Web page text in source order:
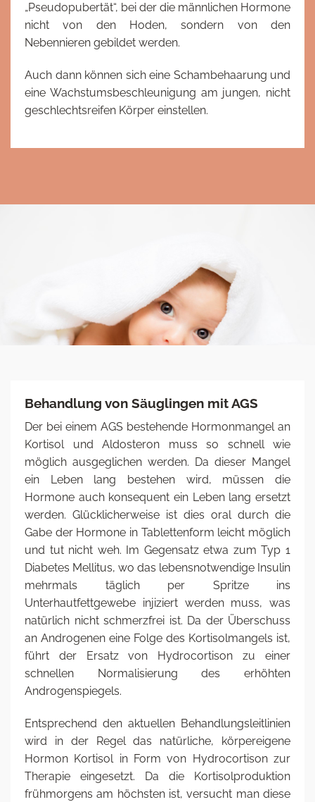
„Pseudopubertät“, bei der die männlichen Hormone
nicht von den Hoden, sondern von den
Nebennieren gebildet werden.
Auch dann können sich eine Schambehaarung und
eine Wachstumsbeschleunigung am jungen, nicht
geschlechtsreifen Körper einstellen.
Behandlung von Säuglingen mit AGS
Der bei einem AGS bestehende Hormonmangel an
Kortisol und Aldosteron muss so schnell wie
möglich ausgeglichen werden. Da dieser Mangel
ein Leben lang bestehen wird, müssen die
Hormone auch konsequent ein Leben lang ersetzt
werden. Glücklicherweise ist dies oral durch die
Gabe der Hormone in Tablettenform leicht möglich
und tut nicht weh. Im Gegensatz etwa zum Typ 1
Diabetes Mellitus, wo das lebensnotwendige Insulin
mehrmals täglich per Spritze ins
Unterhautfettgewebe injiziert werden muss, was
natürlich nicht schmerzfrei ist. Da der Überschuss
an Androgenen eine Folge des Kortisolmangels ist,
führt der Ersatz von Hydrocortison zu einer
schnellen Normalisierung des erhöhten
Androgenspiegels.
Entsprechend den aktuellen Behandlungsleitlinien
wird in der Regel das natürliche, körpereigene
Hormon Kortisol in Form von Hydrocortison zur
Therapie eingesetzt. Da die Kortisolproduktion
frühmorgens am höchsten ist, versucht man diese